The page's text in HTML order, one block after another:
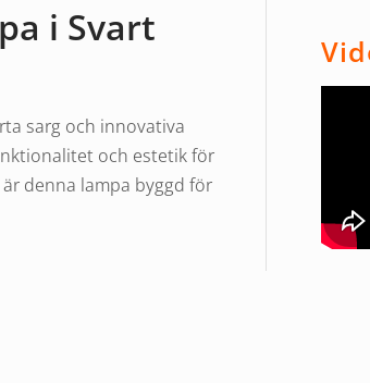
i Svart
sarg och innovativa
och estetik för
denna lampa byggd för